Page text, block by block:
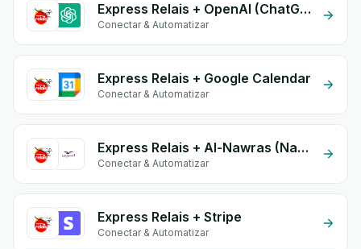
Express Relais + OpenAI (ChatGPT)
Conectar & Automatizar
Express Relais + Google Calendar
Conectar & Automatizar
Express Relais + Al-Nawras (Nawris)
Conectar & Automatizar
Express Relais + Stripe
Conectar & Automatizar